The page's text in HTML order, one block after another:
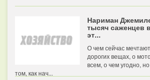
Нариман
тысяч саженцев
эт...
О чем сейчас
дорогих вещах, о
всем, о чем угодно,
том, как нач...